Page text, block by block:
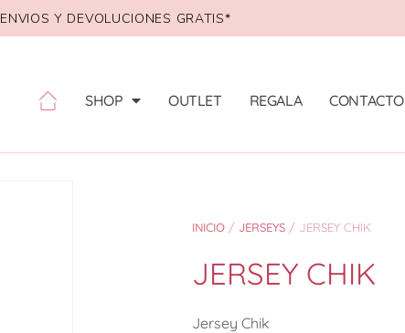
ENVIOS Y DEVOLUCIONES GRATIS*
SHOP OUTLET REGALA CONTACTO
INICIO / JERSEYS / JERSEY CHIK
JERSEY CHIK
Jersey Chik